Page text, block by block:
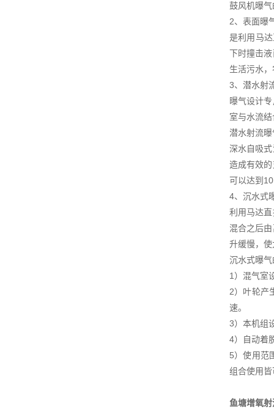
鼓风机曝
2、表面曝
是利用马
下时撞击
生活污水
3、潜水射
曝气设计
室与水流
潜水射流
深水自吸
造成有效
可以达到
4、沉水式
利用马达
混合之后
升缓慢，
沉水式曝
1）混气室
2）叶轮产
速。
3）本机组
4）自动着
5）使用范
组合使用皆
鱼塘增氧